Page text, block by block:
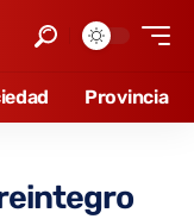
Provincia